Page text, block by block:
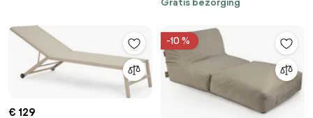
Gratis bezorging
€ 129
-10 %